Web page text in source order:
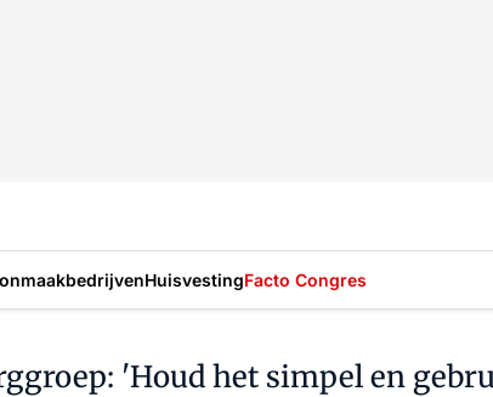
HuisvestingFacto Congres
'Houd het simpel en